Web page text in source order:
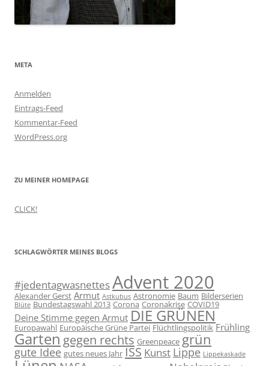
META
Anmelden
Eintrags-Feed
Kommentar-Feed
WordPress.org
ZU MEINER HOMEPAGE
CLICK!
SCHLAGWÖRTER MEINES BLOGS
#jedentagwasnettesAdvent 2020
Alexander Gerst Armut Astkubus Astronomie Baum Bilderserien
Blüte Bundestagswahl 2013 Corona Coronakrise COVID19
Deine Stimme gegen Armut DIE GRÜNEN
Europawahl Europäische Grüne Partei Flüchtlingspolitik Frühling
Garten gegen rechts Greenpeace grün
gute Idee gutes neues Jahr ISS Kunst Lippe Lippekaskade